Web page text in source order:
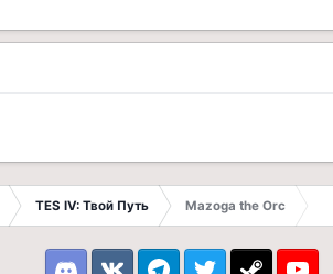
TES IV: Твой Путь Mazoga the Orc